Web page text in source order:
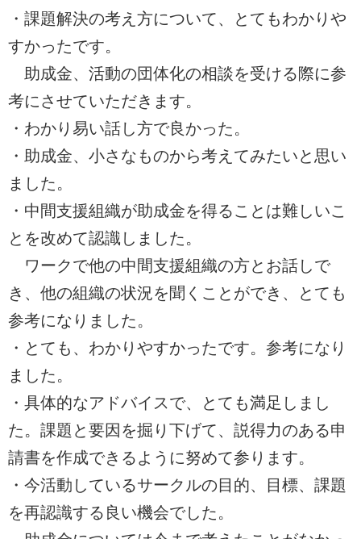
・課題解決の考え方について、とてもわかりや
すかったです。
助成金、活動の団体化の相談を受ける際に参
考にさせていただきます。
・わかり易い話し方で良かった。
・助成金、小さなものから考えてみたいと思い
ました。
・中間支援組織が助成金を得ることは難しいこ
とを改めて認識しました。
ワークで他の中間支援組織の方とお話しで
き、他の組織の状況を聞くことができ、とても
参考になりました。
・とても、わかりやすかったです。参考になり
ました。
・具体的なアドバイスで、とても満足しまし
た。課題と要因を掘り下げて、説得力のある申
請書を作成できるように努めて参ります。
・今活動しているサークルの目的、目標、課題
を再認識する良い機会でした。